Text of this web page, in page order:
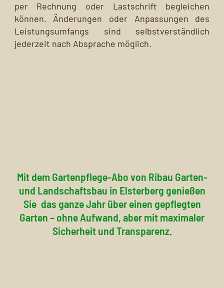
per Rechnung oder Lastschrift begleichen
können. Änderungen oder Anpassungen des
Leistungsumfangs sind selbstverständlich
jederzeit nach Absprache möglich.
Mit dem Gartenpflege-Abo von Ribau Garten-
und Landschaftsbau in Elsterberg genießen
Sie das ganze Jahr über einen gepflegten
Garten – ohne Aufwand, aber mit maximaler
Sicherheit und Transparenz.